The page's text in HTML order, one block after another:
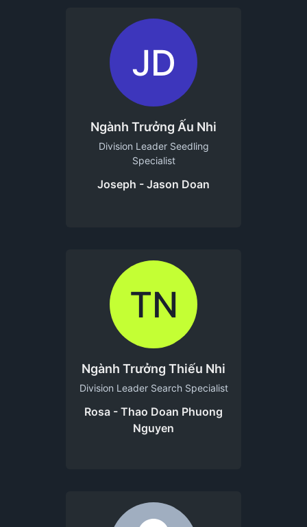
JD
Ngành Trưởng Ấu Nhi
Division Leader Seedling
Specialist
Joseph - Jason Doan
TN
Ngành Trưởng Thiếu Nhi
Division Leader Search Specialist
Rosa - Thao Doan Phuong
Nguyen